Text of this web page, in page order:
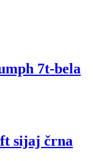
7t-bela
sijaj črna